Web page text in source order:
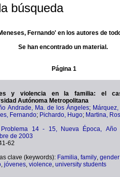
búsqueda
Fernando' en los autores de
Se han encontrado un material.
Página 1
caso de la
Autónoma Metropolitana
Andrade, Ma. de los Ángeles;
Fernando; Pichardo, Hugo; Martina,
Problema 14 - 15, Nueva Época,
de 2003
62
clave (keywords): Familia family gender
jóvenes violence university students